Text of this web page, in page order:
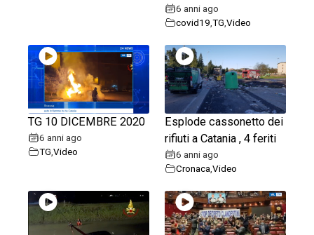
6 anni ago
covid19 ,TG ,Video
TG 10 DICEMBRE 2020
6 anni ago
TG Video
Esplode cassonetto dei
rifiuti a Catania , 4 feriti
6 anni ago
Cronaca ,Video